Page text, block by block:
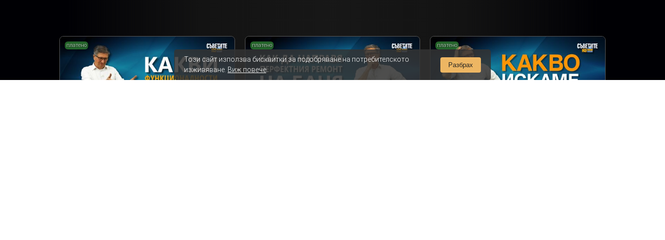
платено платено платено
Този сайт използва бисквитки за подобряване на потребителското
изживяване. Виж повече.
Разбрах